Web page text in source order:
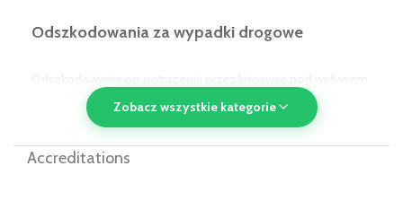
Odszkodowania za wypadki drogowe
alkoholu/narkotyków w UK
Odszkodowanie po potrąceniu przez pojazd komunikacji
publicznej w UK
Zobacz wszystkie kategorie
Accreditations